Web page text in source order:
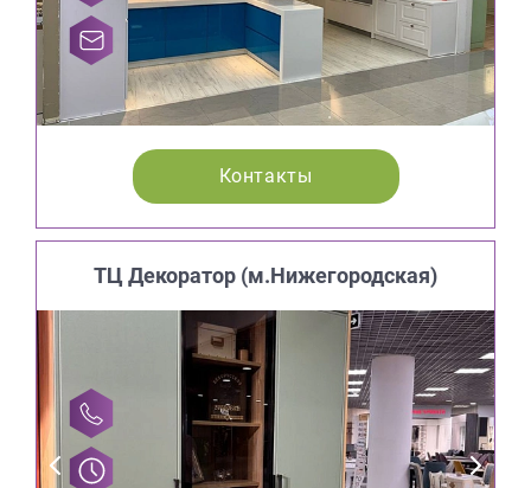
Контакты
ТЦ Декоратор (м.Нижегородская)